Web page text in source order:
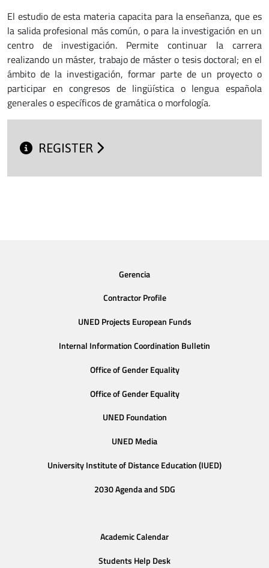
El estudio de esta materia capacita para la enseñanza, que es
la salida profesional más común, o para la investigación en un
centro de investigación. Permite continuar la carrera
realizando un máster, trabajo de máster o tesis doctoral; en el
ámbito de la investigación, formar parte de un proyecto o
participar en congresos de lingüística o lengua española
generales o específicos de gramática o morfología.
REGISTER
Gerencia
Contractor Profile
UNED Projects European Funds
Internal Information Coordination Bulletin
Office of Gender Equality
Office of Gender Equality
UNED Foundation
UNED Media
University Institute of Distance Education (IUED)
2030 Agenda and SDG
Academic Calendar
Students Help Desk